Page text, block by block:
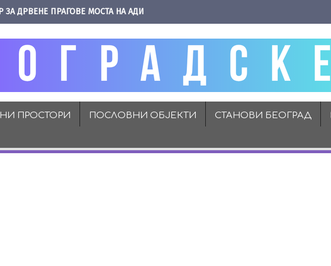
ЗА ДРВЕНЕ ПРАГОВЕ МОСТА НА АДИ
ПРОСТОРИ ПОСЛОВНИ ОБЈЕКТИ СТАНОВИ БЕОГРАД